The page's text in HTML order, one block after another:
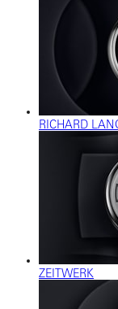
RICHARD
ZEITWERK